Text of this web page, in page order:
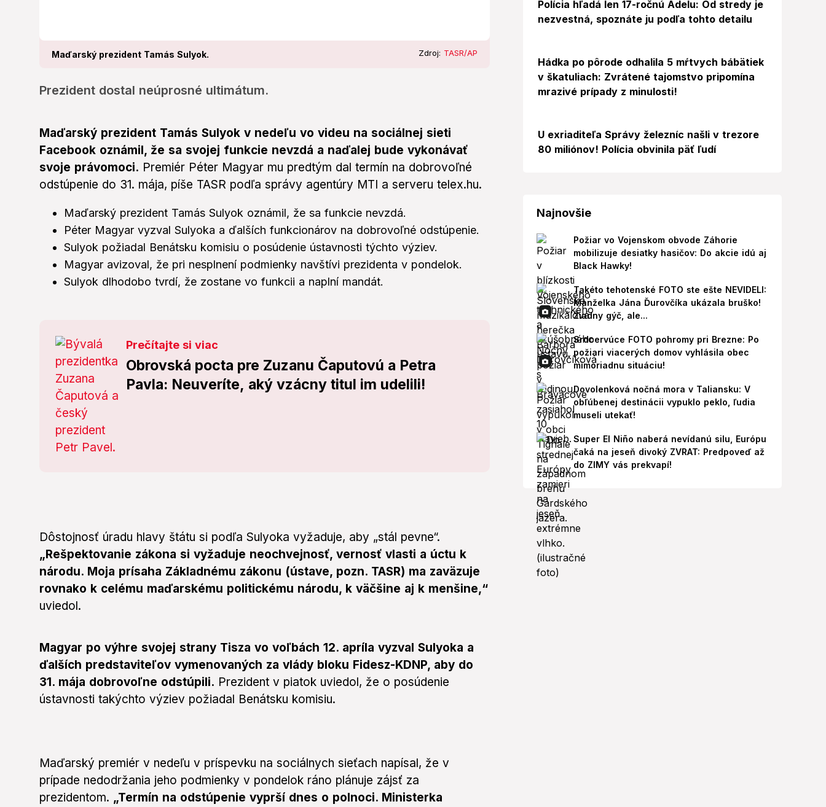
Maďarský prezident Tamás Sulyok. Zdroj: TASR/AP
Prezident dostal neúprosné ultimátum.
Maďarský prezident Tamás Sulyok v nedeľu vo videu na sociálnej sieti
Facebook oznámil, že sa svojej funkcie nevzdá a naďalej bude vykonávať
svoje právomoci. Premiér Péter Magyar mu predtým dal termín na dobrovoľné
odstúpenie do 31. mája, píše TASR podľa správy agentúry MTI a serveru telex.hu.
Maďarský prezident Tamás Sulyok oznámil, že sa funkcie nevzdá.
Péter Magyar vyzval Sulyoka a ďalších funkcionárov na dobrovoľné odstúpenie.
Sulyok požiadal Benátsku komisiu o posúdenie ústavnosti týchto výziev.
Magyar avizoval, že pri nesplnení podmienky navštívi prezidenta v pondelok.
Sulyok dlhodobo tvrdí, že zostane vo funkcii a naplní mandát.
Prečítajte si viac
Obrovská pocta pre Zuzanu Čaputovú a Petra
Pavla: Neuveríte, aký vzácny titul im udelili!
Dôstojnosť úradu hlavy štátu si podľa Sulyoka vyžaduje, aby „stál pevne“.
„Rešpektovanie zákona si vyžaduje neochvejnosť, vernosť vlasti a úctu k
národu. Moja prísaha Základnému zákonu (ústave, pozn. TASR) ma zaväzuje
rovnako k celému maďarskému politickému národu, k väčšine aj k menšine,“
uviedol.
Magyar po výhre svojej strany Tisza vo voľbách 12. apríla vyzval Sulyoka a
ďalších predstaviteľov vymenovaných za vlády bloku Fidesz-KDNP, aby do
31. mája dobrovoľne odstúpili. Prezident v piatok uviedol, že o posúdenie
ústavnosti takýchto výziev požiadal Benátsku komisiu.
Maďarský premiér v nedeľu v príspevku na sociálnych sieťach napísal, že v
prípade nedodržania jeho podmienky v pondelok ráno plánuje zájsť za
prezidentom. „Termín na odstúpenie vyprší dnes o polnoci. Ministerka
Polícia hľadá len 17-ročnú Adelu: Od stredy je
nezvestná, spoznáte ju podľa tohto detailu
Hádka po pôrode odhalila 5 mŕtvych bábätiek
v škatuliach: Zvrátené tajomstvo pripomína
mrazivé prípady z minulosti!
U exriaditeľa Správy železníc našli v trezore
80 miliónov! Polícia obvinila päť ľudí
Najnovšie
Požiar vo Vojenskom obvode Záhorie
mobilizuje desiatky hasičov: Do akcie idú aj
Black Hawky!
Takéto tehotenské FOTO ste ešte NEVIDELI:
Manželka Jána Ďurovčíka ukázala bruško!
Žiadny gýč, ale...
Srdcervúce FOTO pohromy pri Brezne: Po
požiari viacerých domov vyhlásila obec
mimoriadnu situáciu!
Dovolenková nočná mora v Taliansku: V
obľúbenej destinácii vypuklo peklo, ľudia
museli utekať!
Super El Niño naberá nevídanú silu, Európu
čaká na jeseň divoký ZVRAT: Predpoveď až
do ZIMY vás prekvapí!